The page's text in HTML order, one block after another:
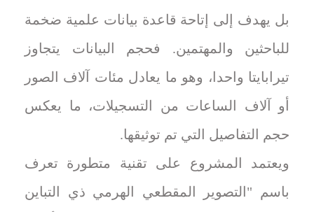
بل يهدف إلى إتاحة قاعدة بيانات علمية ضخمة
للباحثين والمهتمين. فحجم البيانات يتجاوز
تيرابايتا واحدا، وهو ما يعادل مئات آلاف الصور
أو آلاف الساعات من التسجيلات، ما يعكس
حجم التفاصيل التي تم توثيقها.
ويعتمد المشروع على تقنية متطورة تعرف
باسم "التصوير المقطعي الهرمي ذي التباين